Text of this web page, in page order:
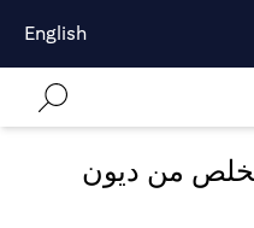
English
من ديون